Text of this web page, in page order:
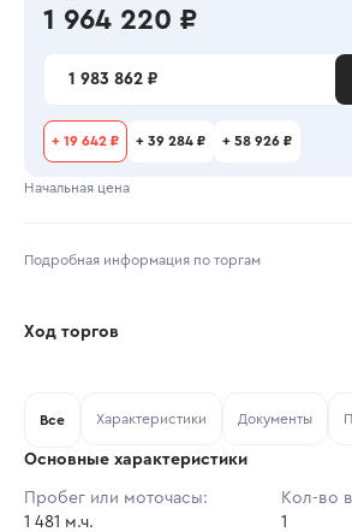
1 964 220 ₽
1 983 862 ₽
+ 19 642 ₽ + 39 284 ₽ + 58 926 ₽
Начальная цена
Подробная информация по торгам
Тип аукциона: Открытые
Шаг торгов:
Ход торгов
Ставок не найдено
Все Характеристики Документы
Основные характеристики
Пробег или моточасы:
1 481 м.ч.
Кол-во
1